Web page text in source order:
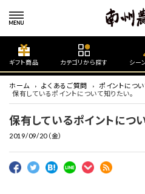
ギフト商品 カテゴリから探す シー
ホーム よくあるご質問
ポイントにつ
保有しているポイントについて知りたい。
保有しているポイントにつ
2019/09/20（金）